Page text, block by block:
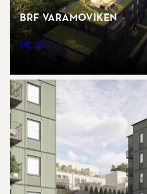
Brf Varamoviken
Motala